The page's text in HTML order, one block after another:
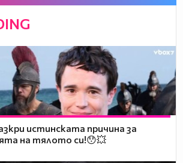
истинската причина за
на тялото си!😯💥